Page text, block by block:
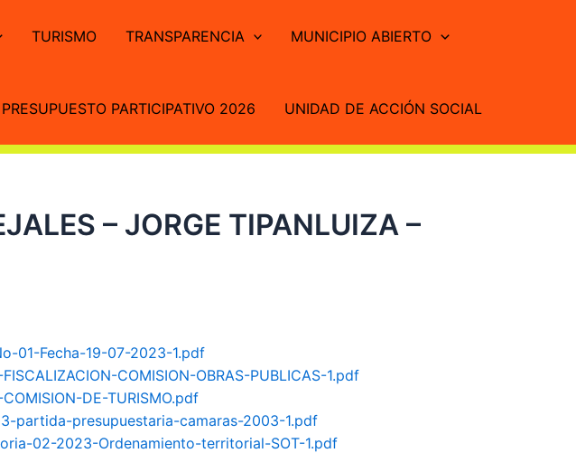
TURISMO TRANSPARENCIA MUNICIPIO ABIERTO
PRESUPUESTO PARTICIPATIVO 2026 UNIDAD DE ACCIÓN SOCIAL
– JORGE TIPANLUIZA –
01-Fecha-19-07-2023-1.pdf
COMISION-OBRAS-PUBLICAS-1.pdf
DE-TURISMO.pdf
partida-presupuestaria-camaras-2003-1.pdf
02-2023-Ordenamiento-territorial-SOT-1.pdf